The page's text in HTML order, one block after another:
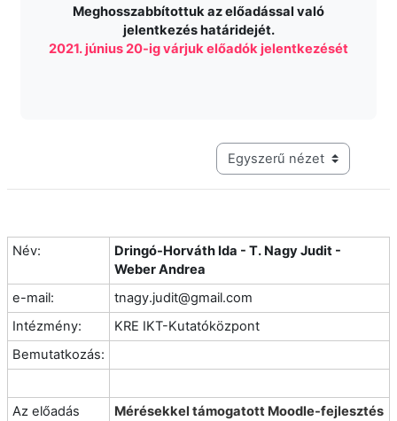
Meghosszabbítottuk az előadással való
jelentkezés határidejét.
2021. június 20-ig várjuk előadók jelentkezését
Harmadik szintű navigáció
Név:
Dringó-Horváth Ida - T. Nagy Judit -
Weber Andrea
e-mail:
tnagy.judit@gmail.com
Intézmény:
KRE IKT-Kutatóközpont
Bemutatkozás:
Az előadás
Mérésekkel támogatott Moodle-fejlesztés